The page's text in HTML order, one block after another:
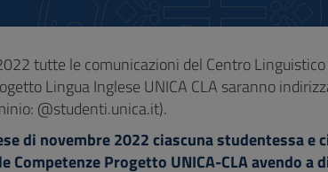
tutte le comunicazioni del Centro
Lingua Inglese UNICA CLA saranno
@studenti.unica.it).
di novembre 2022 ciascuna studentessa
Competenze Progetto UNICA-CLA avendo